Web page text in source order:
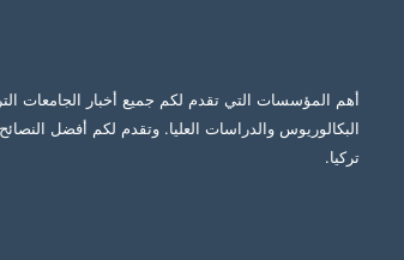
أهم المؤسسات التي تقدم لكم جميع أخبار الجامعات
البكالوريوس والدراسات العليا. وتقدم لكم أفضل
تركيا.